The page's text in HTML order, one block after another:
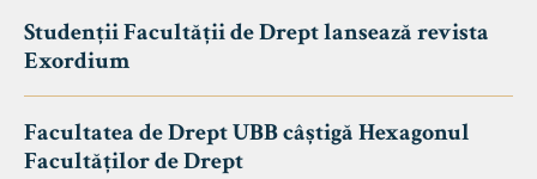
Studenții Facultății de Drept lansează revista
Exordium
Facultatea de Drept UBB câștigă Hexagonul
Facultăților de Drept